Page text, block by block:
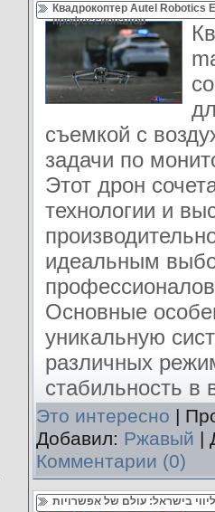
Квадрокоптер Autel Robotics
профессионалов
съемкой с
задачи по
Этот дрон
технологии и
идеальным
Основные
уникальную
различных
стабильность в
Это интересно |
Добавил: Ржавый |
Комментарии (0)
בישראל: עולם של אפשרויות